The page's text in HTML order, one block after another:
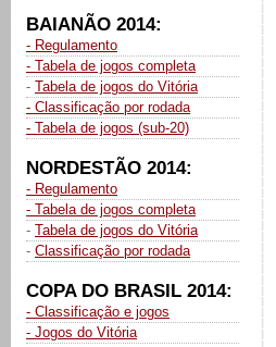
BAIANÃO 2014:
- Regulamento
- Tabela de jogos completa
- Tabela de jogos do Vitória
- Classificação por rodada
- Tabela de jogos (sub-20)
NORDESTÃO 2014:
- Regulamento
- Tabela de jogos completa
- Tabela de jogos do Vitória
- Classificação por rodada
COPA DO BRASIL 2014:
- Classificação e jogos
- Jogos do Vitória